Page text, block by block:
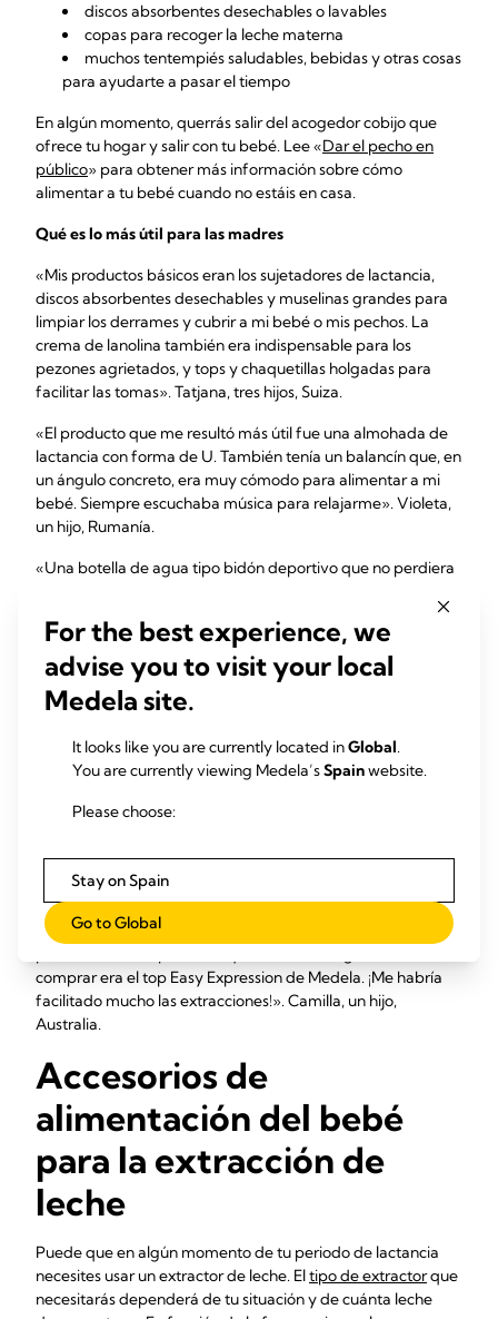
discos absorbentes desechables o lavables
copas para recoger la leche materna
muchos tentempiés saludables, bebidas y otras cosas
para ayudarte a pasar el tiempo
En algún momento, querrás salir del acogedor cobijo que
ofrece tu hogar y salir con tu bebé. Lee «Dar el pecho en
público» para obtener más información sobre cómo
alimentar a tu bebé cuando no estáis en casa.
Qué es lo más útil para las madres
«Mis productos básicos eran los sujetadores de lactancia,
discos absorbentes desechables y muselinas grandes para
limpiar los derrames y cubrir a mi bebé o mis pechos. La
crema de lanolina también era indispensable para los
pezones agrietados, y tops y chaquetillas holgadas para
facilitar las tomas». Tatjana, tres hijos, Suiza.
«El producto que me resultó más útil fue una almohada de
lactancia con forma de U. También tenía un balancín que, en
un ángulo concreto, era muy cómodo para alimentar a mi
bebé. Siempre escuchaba música para relajarme». Violeta,
un hijo, Rumanía.
«Una botella de agua tipo bidón deportivo que no perdiera
realizar un seguimiento de las tomas y saber de qué pecho
tomó el bebé en la última toma». Francesca, un hijo, Reino
sujetador para recoger pérdidas de leche. Tenía muchísimas,
eran muy útiles». Lisa-Maria, dos hijos, Suiza.
«Me encantaba mi manta de lactancia, con un broche en
distracciones cuando salíamos. Una silla Poäng de Ikea con
un ligero movimiento de balanceo. Era una alternativa
barata a esos columpios tan caros. Los discos lavables eran
muy absorbentes, y las toallitas de muselina pueden usarse
comprar era el top Easy Expression de Medela. ¡Me habría
facilitado mucho las extracciones!». Camilla, un hijo,
Australia.
Accesorios de
alimentación del bebé
para la extracción de
leche
Puede que en algún momento de tu periodo de lactancia
necesites usar un extractor de leche. Eltipo de extractorque
necesitarás dependerá de tu situación y de cuánta leche
For the best experience, we
advise you to visit your local
Medela site.
It looks like you are currently located inGlobal.
You are currently viewing Medela’sSpainwebsite.
Please choose:
Stay on Spain
Go to Global